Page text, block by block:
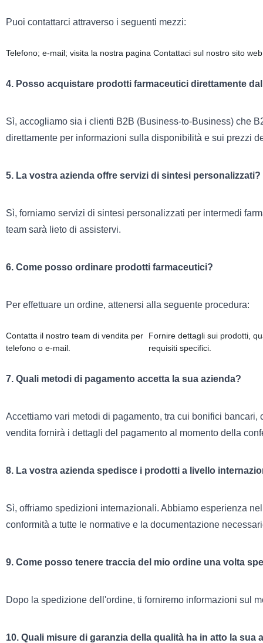
Puoi contattarci attraverso i seguenti mezzi:
Telefono; e-mail; visita la nostra pagina Contattaci sul nostro sito
4. Posso acquistare prodotti farmaceutici direttamente
Sì, accogliamo sia i clienti B2B (Business-to-Business) che
direttamente per informazioni sulla disponibilità e sui prezzi
5. La vostra azienda offre servizi di sintesi personalizzati?
Sì, forniamo servizi di sintesi personalizzati per intermedi
team sarà lieto di assistervi.
6. Come posso ordinare prodotti farmaceutici?
Per effettuare un ordine, attenersi alla seguente procedura:
Contatta il nostro team di vendita per
telefono o e-mail.
Fornire dettagli sui prodotti,
requisiti specifici.
7. Quali metodi di pagamento accetta la sua azienda?
Accettiamo vari metodi di pagamento, tra cui bonifici
vendita fornirà i dettagli del pagamento al momento della
8. La vostra azienda spedisce i prodotti a livello
Sì, offriamo spedizioni internazionali. Abbiamo esperienza
conformità a tutte le normative e la documentazione
9. Come posso tenere traccia del mio ordine una volta
Dopo la spedizione dell'ordine, ti forniremo informazioni sul
10. Quali misure di garanzia della qualità ha in atto la sua